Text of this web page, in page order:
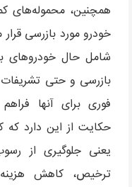
همچنین، محموله‌های
خودرو مورد بازرسی
شامل حال خودروهای
بازرسی و حتی
فوری برای آنها
حکایت از این دارد
یعنی جلوگیری از
ترخیص، کاهش